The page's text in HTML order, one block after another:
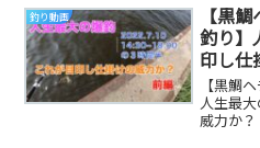
釣り動画
【黒
釣り
印し
で１
【黒鯛
人生最
威力か